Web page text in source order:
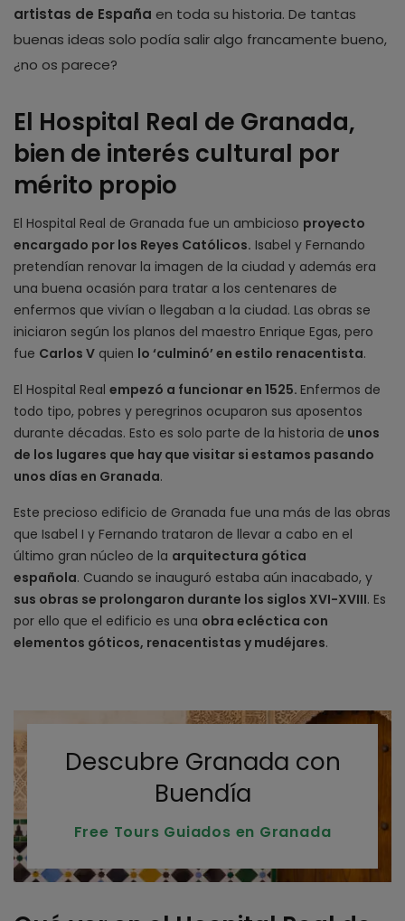
artistas de España en toda su historia. De tantas
buenas ideas solo podía salir algo francamente bueno,
¿no os parece?
El Hospital Real de Granada,
bien de interés cultural por
mérito propio
El Hospital Real de Granada fue un ambicioso proyecto
encargado por los Reyes Católicos. Isabel y Fernando
pretendían renovar la imagen de la ciudad y además era
una buena ocasión para tratar a los centenares de
enfermos que vivían o llegaban a la ciudad. Las obras se
iniciaron según los planos del maestro Enrique Egas, pero
fue Carlos V quien lo ‘culminó’ en estilo renacentista.
El Hospital Real empezó a funcionar en 1525. Enfermos de
todo tipo, pobres y peregrinos ocuparon sus aposentos
durante décadas. Esto es solo parte de la historia de unos
de los lugares que hay que visitar si estamos pasando
unos días en Granada.
Este precioso edificio de Granada fue una más de las obras
que Isabel I y Fernando trataron de llevar a cabo en el
último gran núcleo de la arquitectura gótica
española. Cuando se inauguró estaba aún inacabado, y
sus obras se prolongaron durante los siglos XVI-XVIII. Es
por ello que el edificio es una obra ecléctica con
elementos góticos, renacentistas y mudéjares.
Descubre Granada con
Buendía
Free Tours Guiados en Granada